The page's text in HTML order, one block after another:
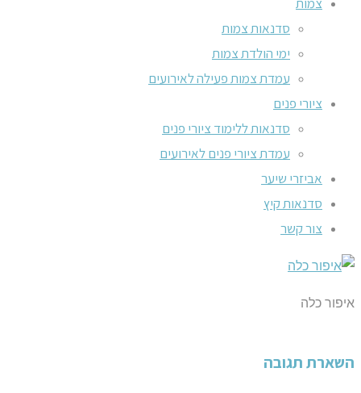
סדנאות צמות
ימי הולדת צמות
עמדת צמות פעילה לאירועים
ציורי פנים
סדנאות ללימוד ציורי פנים
עמדת ציורי פנים לאירועים
אביזרי שיער
סדנאות קיץ
צור קשר
איפור כלה
השארת תגובה